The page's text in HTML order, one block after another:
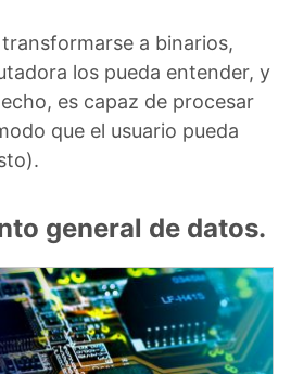
a binarios,
los pueda entender, y
es capaz de procesar
que el usuario pueda
general de datos.